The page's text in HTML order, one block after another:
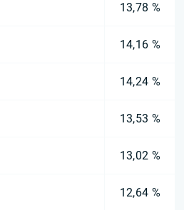
13,78 %
14,16 %
14,24 %
13,53 %
13,02 %
12,64 %